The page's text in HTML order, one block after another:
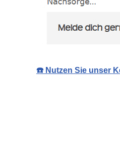
☎️ Nutzen Sie unser